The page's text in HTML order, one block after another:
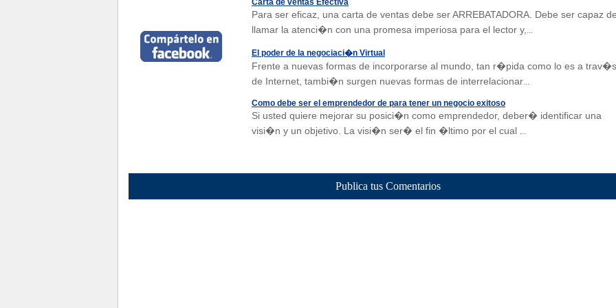
Carta de ventas Efectiva
Para ser eficaz, una carta de ventas debe ser ARREBATADORA. Debe ser capaz
llamar la atenci�n con una promesa imperiosa para el lector y, ...
El poder de la negociaci�n Virtual
Frente a nuevas formas de incorporarse al mundo, tan r�pida como lo es a trav�s
de Internet, tambi�n surgen nuevas formas de interrelacionar...
Como debe ser el emprendedor de para tener un negocio exitoso
Si usted quiere mejorar su posici�n como emprendedor, deber� identificar una
visi�n y un objetivo. La visi�n ser� el fin �ltimo por el cual ...
Publica tus Comentarios